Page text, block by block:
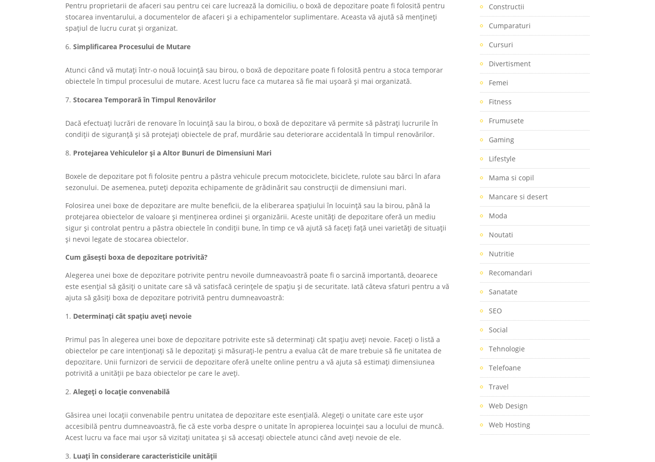
Pentru proprietarii de afaceri sau pentru cei care lucrează la domiciliu, o boxă de depozitare poate fi folosită pentru
stocarea inventarului, a documentelor de afaceri și a echipamentelor suplimentare. Aceasta vă ajută să mențineți
spațiul de lucru curat și organizat.
Simplificarea Procesului de Mutare
Atunci când vă mutați într-o nouă locuință sau birou, o boxă de depozitare poate fi folosită pentru a stoca temporar
obiectele în timpul procesului de mutare. Acest lucru face ca mutarea să fie mai ușoară și mai organizată.
Stocarea Temporară în Timpul Renovărilor
Dacă efectuați lucrări de renovare în locuință sau la birou, o boxă de depozitare vă permite să păstrați lucrurile în
condiții de siguranță și să protejați obiectele de praf, murdărie sau deteriorare accidentală în timpul renovărilor.
Protejarea Vehiculelor și a Altor Bunuri de Dimensiuni Mari
Boxele de depozitare pot fi folosite pentru a păstra vehicule precum motociclete, biciclete, rulote sau bărci în afara
sezonului. De asemenea, puteți depozita echipamente de grădinărit sau construcții de dimensiuni mari.
Folosirea unei boxe de depozitare are multe beneficii, de la eliberarea spațiului în locuință sau la birou, până la
protejarea obiectelor de valoare și menținerea ordinei și organizării. Aceste unități de depozitare oferă un mediu
sigur și controlat pentru a păstra obiectele în condiții bune, în timp ce vă ajută să faceți față unei varietăți de situații
și nevoi legate de stocarea obiectelor.
Cum găsești boxa de depozitare potrivită?
Alegerea unei boxe de depozitare potrivite pentru nevoile dumneavoastră poate fi o sarcină importantă, deoarece
este esențial să găsiți o unitate care să vă satisfacă cerințele de spațiu și de securitate. Iată câteva sfaturi pentru a vă
ajuta să găsiți boxa de depozitare potrivită pentru dumneavoastră:
Determinați cât spațiu aveți nevoie
Primul pas în alegerea unei boxe de depozitare potrivite este să determinați cât spațiu aveți nevoie. Faceți o listă a
obiectelor pe care intenționați să le depozitați și măsurați-le pentru a evalua cât de mare trebuie să fie unitatea de
depozitare. Unii furnizori de servicii de depozitare oferă unelte online pentru a vă ajuta să estimați dimensiunea
potrivită a unității pe baza obiectelor pe care le aveți.
Alegeți o locație convenabilă
Găsirea unei locații convenabile pentru unitatea de depozitare este esențială. Alegeți o unitate care este ușor
accesibilă pentru dumneavoastră, fie că este vorba despre o unitate în apropierea locuinței sau a locului de muncă.
Acest lucru va face mai ușor să vizitați unitatea și să accesați obiectele atunci când aveți nevoie de ele.
Luați în considerare caracteristicile unității
Constructii
Cumparaturi
Cursuri
Divertisment
Femei
Fitness
Frumusete
Gaming
Lifestyle
Mama si copil
Mancare si desert
Moda
Noutati
Nutritie
Recomandari
Sanatate
SEO
Social
Tehnologie
Telefoane
Travel
Web Design
Web Hosting